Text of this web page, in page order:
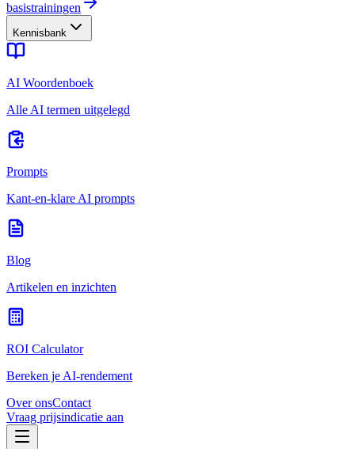
basistrainingen
Kennisbank
AI Woordenboek
Alle AI termen uitgelegd
Prompts
Kant-en-klare AI prompts
Blog
Artikelen en inzichten
ROI Calculator
Bereken je AI-rendement
Over onsContact
Vraag prijsindicatie aan